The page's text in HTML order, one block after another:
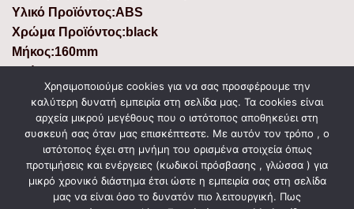
Υλικό Προϊόντος:ABS
Χρώμα Προϊόντος:black
Μήκος:160mm
Χρόνος Φόρτισης Μπαταρίας:4-5h
Τύπος Μπαταρίας:LifePo4 Battery
Καλώδιο Φόρτισης:yes
Χρησιμοποιούμε cookies για να σας προσφέρουμε την
καλύτερη δυνατή εμπειρία στη σελίδα μας. Τα cookies είναι
αρχεία μικρού μεγέθους που ο ιστότοπος αποθηκεύει στη
συσκευή σας όταν μας επισκέπτεστε. Με αυτόν τον τρόπο , ο
ιστότοπος έχει στη μνήμη του ορισμένα στοιχεία όπως
προτιμήσεις και ενέργειες (κωδικοί πρόσβασης , γλώσσα ) για
μικρό χρονικό διάστημα έτσι ώστε η εμπειρία σας στη σελίδα
μας να είναι όσο το δυνατόν πιο λειτουργική. Πως